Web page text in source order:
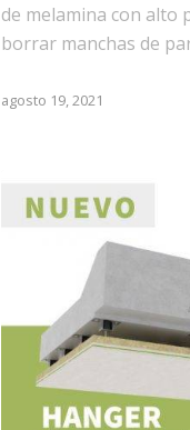
de melamina con alto
borrar manchas de
agosto 19, 2021